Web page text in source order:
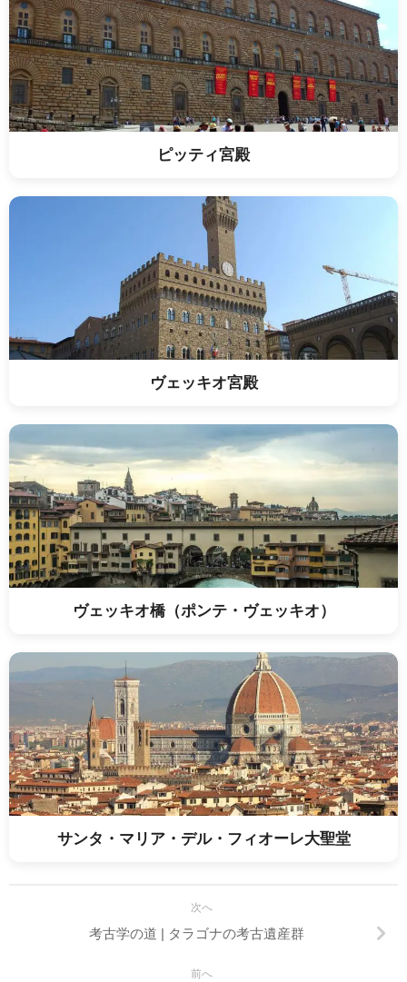
ピッティ宮殿
ヴェッキオ宮殿
ヴェッキオ橋（ポンテ・ヴェッキオ）
サンタ・マリア・デル・フィオーレ大聖堂
次へ
考古学の道 | タラゴナの考古遺産群
前へ